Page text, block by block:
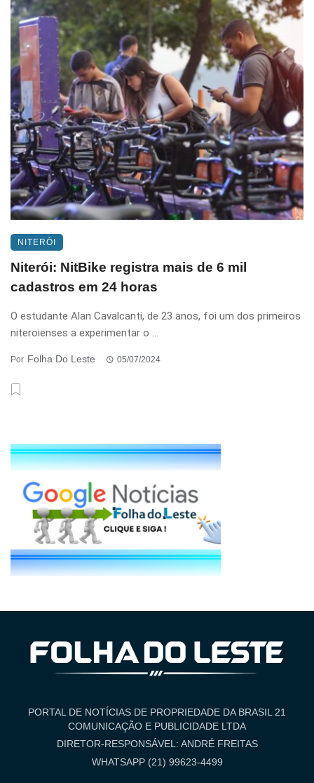
NITERÓI
Niterói: NitBike registra mais de 6 mil
cadastros em 24 horas
O estudante Alan Cavalcanti, de 23 anos, foi um dos primeiros
niteroienses a experimentar o ...
Por Folha Do Leste 05/07/2024
PORTAL DE NOTÍCIAS DE PROPRIEDADE DA BRASIL 21
COMUNICAÇÃO E PUBLICIDADE LTDA
DIRETOR-RESPONSÁVEL: ANDRÉ FREITAS
WHATSAPP (21) 99623-4499